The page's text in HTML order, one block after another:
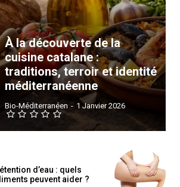
À la découverte de la
cuisine catalane :
traditions, terroir et identité
méditerranéenne
Bio-Méditerranéen - 1 Janvier 2026
d’eau : quels
peuvent aider ?